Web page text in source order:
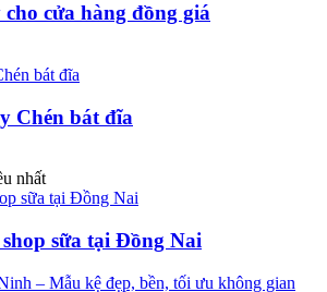
cửa hàng đồng giá
Chén bát đĩa
nhất
sữa tại Đồng Nai